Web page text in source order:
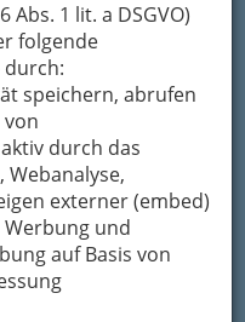
1 lit. a DSGVO)
folgende
speichern, abrufen
durch das
externer (embed)
und
auf Basis von